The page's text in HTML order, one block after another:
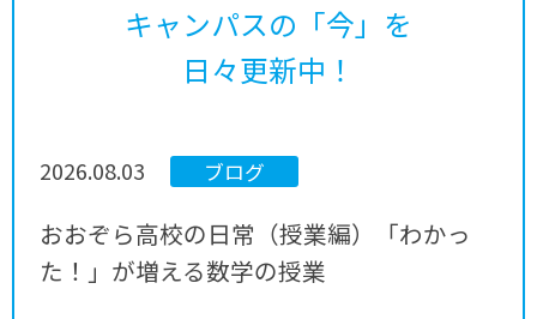
キャンパスの「今」を
日々更新中！
2026.08.03 ブログ
おおぞら高校の日常（授業編）「わかっ
た！」が増える数学の授業